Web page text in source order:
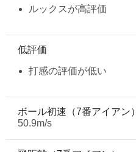
ルックスが高評価
低評価
打感の評価が低い
ボール初速（7番アイアン）
50.9m/s